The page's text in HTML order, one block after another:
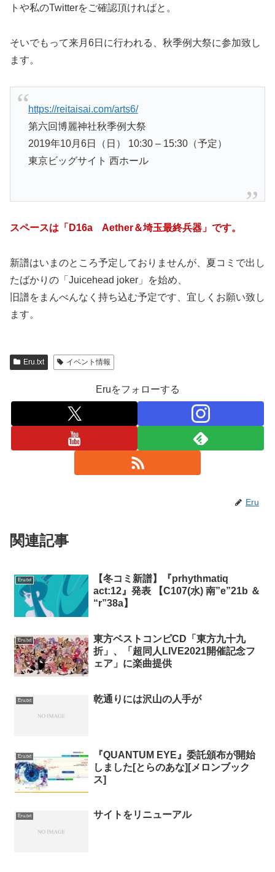
トや私のTwitterをご確認頂ければと。
そいでもって来月6日に行われる、秋季例大祭に参加致し
ます。
https://reitaisai.com/arts6/
第六回博麗神社秋季例大祭
2019年10月6日（日） 10:30 – 15:30（予定）
東京ビッグサイト 西ホール
スペースは「D16a Aether＆埼玉最終兵器」です。
新譜はいまのところ予定しておりませんが、夏コミで出し
たばかりの「Juicehead joker」を始め、
旧譜をまんべんなく持ち込む予定です、宜しくお願い致し
ます。
Eru.txt イベント情報
Eruをフォローする
Eru
関連記事
Eru.txt
【冬コミ新譜】『prhythmatiq
act:12』発表 【C107(水) 南”e”21b ＆
“r”38a】
Eru.txt
東方ベストコンピCD「東方九十九
折」、「超同人LIVE2021開催記念フ
ェア」に楽曲提供
Eru.txt 乾通りには沢山の人手が
Eru.txt
『QUANTUM EYE』委託頒布が開始
しました[とらのあな][メロンブック
ス]
Eru.txt サイトをリニューアル